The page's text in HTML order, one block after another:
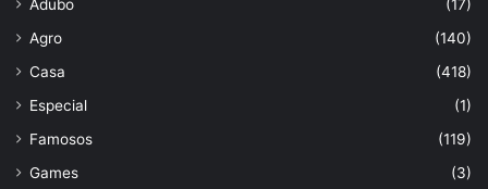
Adubo
(17)
Agro
(140)
Casa
(418)
Especial
(1)
Famosos
(119)
Games
(3)